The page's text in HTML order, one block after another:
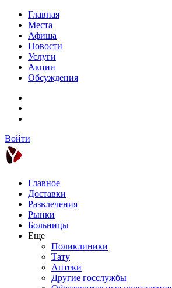
Главная
Места
Афиша
Новости
Услуги
Акции
Обсуждения
Войти
Главное
Доставки
Развлечения
Рынки
Больницы
Еще
Поликлиники
Тату
Аптеки
Другие госслужбы